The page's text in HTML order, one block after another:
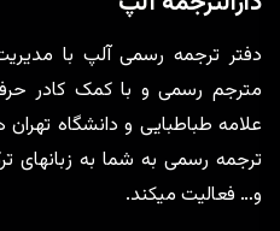
دفتر ترجمه رسمی آلپ با
مترجم رسمی و با کمک کادر
علامه طباطبایی و دانشگاه تهران
ترجمه رسمی به شما به زبانهای
و… فعالیت میکند.